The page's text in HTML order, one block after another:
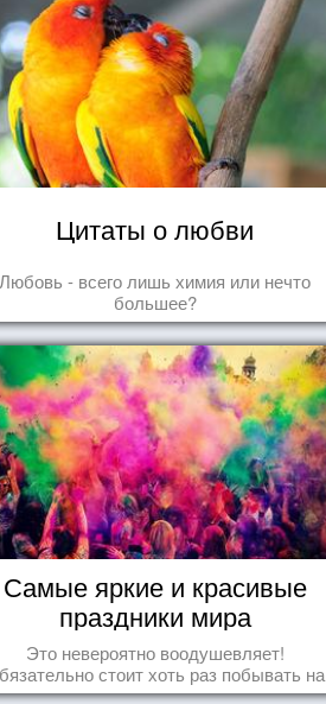
Цитаты о любви
Любовь - всего лишь химия или нечто
большее?
Самые яркие и красивые
праздники мира
Это невероятно воодушевляет!
стоит хоть раз побывать на
подобных мероприятиях и получить